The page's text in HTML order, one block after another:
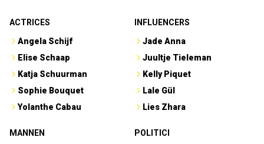
ACTRICES
Angela Schijf
Elise Schaap
Katja Schuurman
Sophie Bouquet
Yolanthe Cabau
INFLUENCERS
Jade Anna
Juultje Tieleman
Kelly Piquet
Lale Gül
Lies Zhara
MANNEN
POLITICI